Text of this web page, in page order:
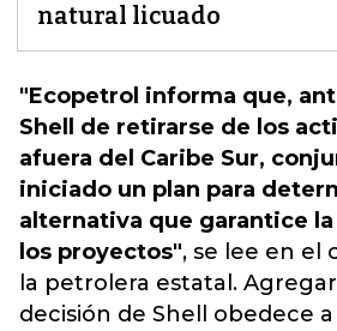
natural licuado
"Ecopetrol informa que,
Shell de retirarse de los
afuera del Caribe Sur,
iniciado un plan para
alternativa que garantice
los proyectos", se lee en el
la petrolera estatal.
decisión de Shell obedece